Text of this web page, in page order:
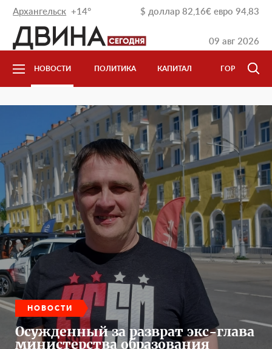
09 авг 2026
$ доллар 82,16€ евро 94,83
Архангельск +14°
НОВОСТИ ПОЛИТИКА КАПИТАЛ ГОРОД
НОВОСТИ
Осужденный за разврат экс-глава
министерства образования